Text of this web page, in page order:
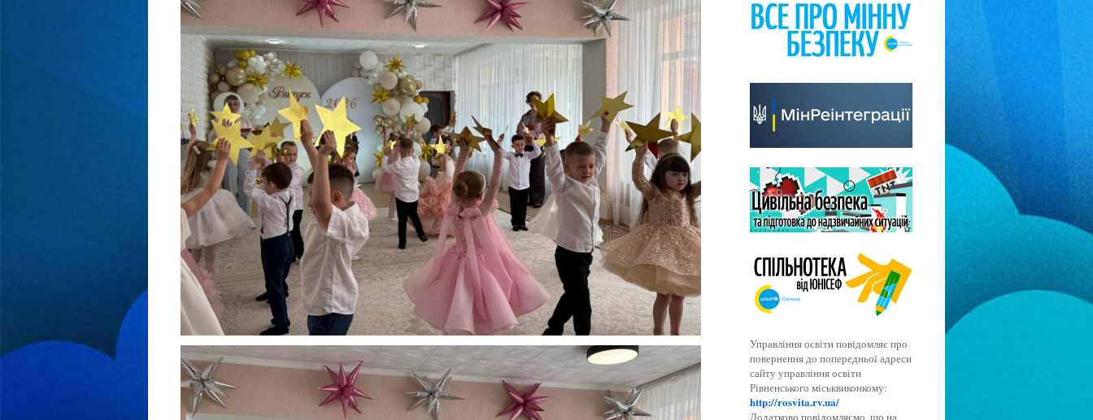
Управління освіти повідомляє про
повернення до попередньої адреси
сайту управління освіти
Рівненського міськвиконкому:
http://rosvita.rv.ua/
Додатково повідомляємо, що на